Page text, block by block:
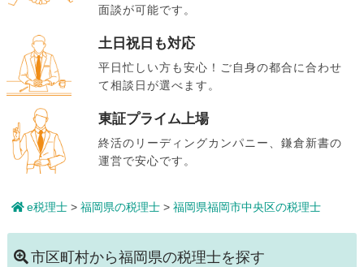
面談が可能です。
土日祝日も対応
平日忙しい方も安心！ご自身の都合に合わせ
て相談日が選べます。
東証プライム上場
終活のリーディングカンパニー、鎌倉新書の
運営で安心です。
e税理士> 福岡県の税理士> 福岡県福岡市中央区の税理士
市区町村から福岡県の税理士を探す